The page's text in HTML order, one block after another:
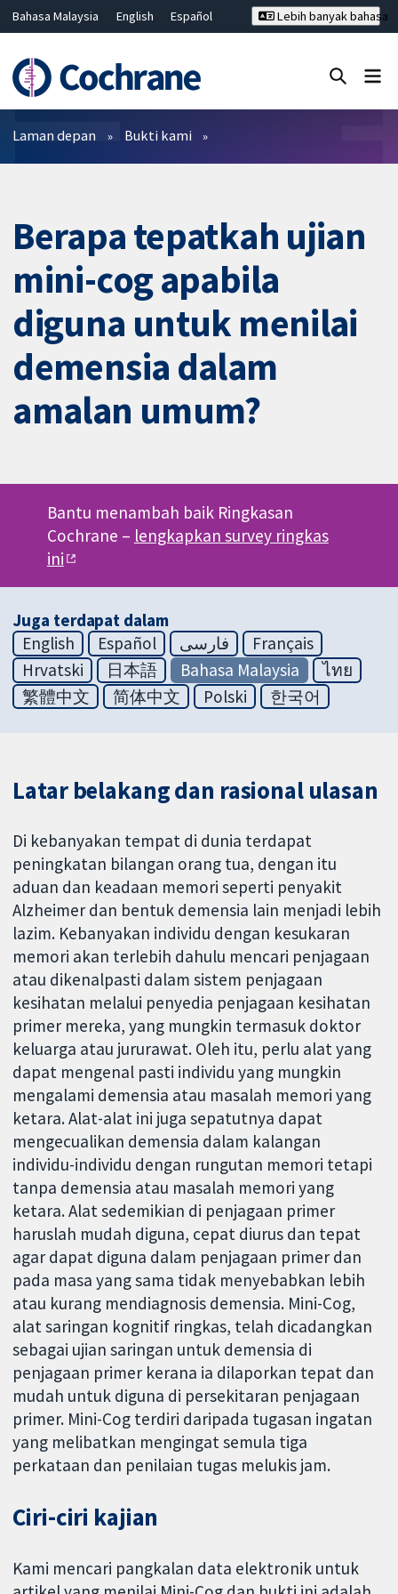
Bahasa Malaysia English
Español
Hrvatski
Deutsch ไทย
繁體中文
简体中文
Lebih banyak bahasa
Penapis
Laman depan Bukti kami
Berapa tepatkah ujian
mini-cog apabila
diguna untuk menilai
demensia dalam
amalan umum?
Bantu menambah baik Ringkasan
Cochrane – lengkapkan survey ringkas
ini
Juga terdapat dalam
English
Español فارسی
Français
Hrvatski
日本語 Bahasa Malaysia
ไทย
繁體中文
简体中文 Polski 한국어
Latar belakang dan rasional ulasan
Di kebanyakan tempat di dunia terdapat
peningkatan bilangan orang tua, dengan itu
aduan dan keadaan memori seperti penyakit
Alzheimer dan bentuk demensia lain menjadi lebih
lazim. Kebanyakan individu dengan kesukaran
memori akan terlebih dahulu mencari penjagaan
atau dikenalpasti dalam sistem penjagaan
kesihatan melalui penyedia penjagaan kesihatan
primer mereka, yang mungkin termasuk doktor
keluarga atau jururawat. Oleh itu, perlu alat yang
dapat mengenal pasti individu yang mungkin
mengalami demensia atau masalah memori yang
ketara. Alat-alat ini juga sepatutnya dapat
mengecualikan demensia dalam kalangan
individu-individu dengan rungutan memori tetapi
tanpa demensia atau masalah memori yang
ketara. Alat sedemikian di penjagaan primer
haruslah mudah diguna, cepat diurus dan tepat
agar dapat diguna dalam penjagaan primer dan
pada masa yang sama tidak menyebabkan lebih
atau kurang mendiagnosis demensia. Mini-Cog,
alat saringan kognitif ringkas, telah dicadangkan
sebagai ujian saringan untuk demensia di
penjagaan primer kerana ia dilaporkan tepat dan
mudah untuk diguna di persekitaran penjagaan
primer. Mini-Cog terdiri daripada tugasan ingatan
yang melibatkan mengingat semula tiga
perkataan dan penilaian tugas melukis jam.
Ciri-ciri kajian
Kami mencari pangkalan data elektronik untuk